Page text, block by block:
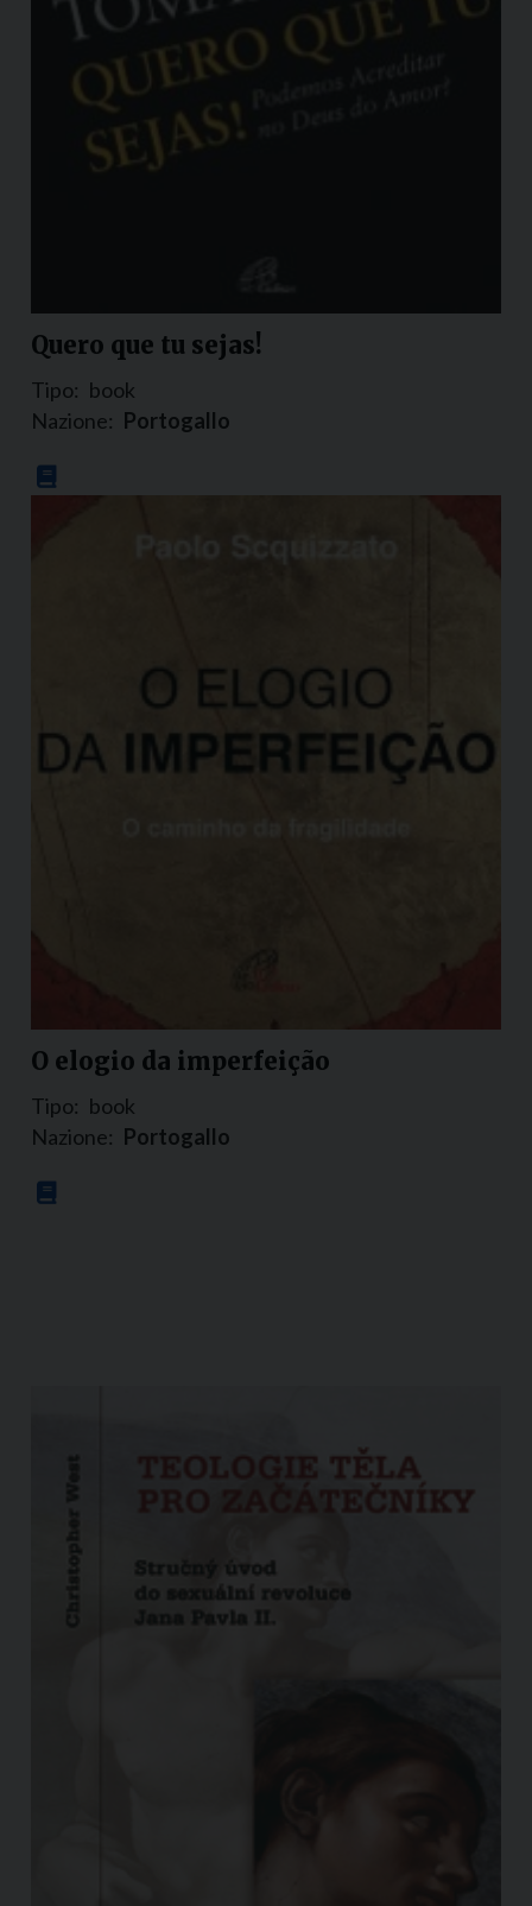
Quero que tu sejas!
Tipo: book
Nazione: Portogallo
O elogio da imperfeição
Tipo: book
Nazione: Portogallo